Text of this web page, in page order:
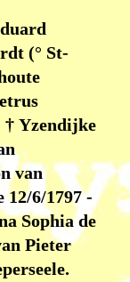
(° St-
† Yzendijke
van
12/6/1797 -
Sophia de
Pieter